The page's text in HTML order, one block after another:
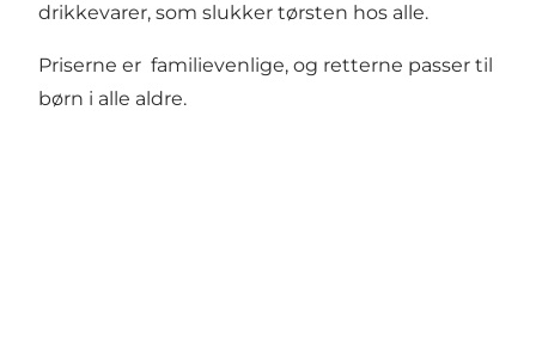
drikkevarer, som slukker tørsten hos alle.
Priserne er familievenlige, og retterne passer til
børn i alle aldre.